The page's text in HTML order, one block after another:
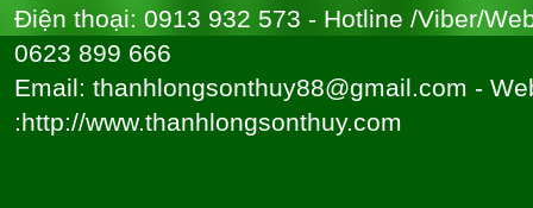
Điện thoại: 0913 932 573 - Hotline /Viber/
0623 899 666
Email: thanhlongsonthuy88@gmail.com -
:http://www.thanhlongsonthuy.com